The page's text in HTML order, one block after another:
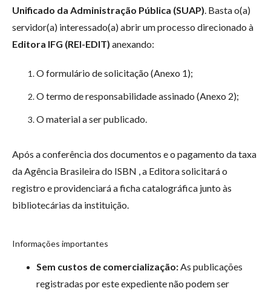
Unificado da Administração Pública (SUAP). Basta o(a)
servidor(a) interessado(a) abrir um processo direcionado à
Editora IFG (REI-EDIT) anexando:
O formulário de solicitação (Anexo 1);
O termo de responsabilidade assinado (Anexo 2);
O material a ser publicado.
Após a conferência dos documentos e o pagamento da taxa
da Agência Brasileira do ISBN , a Editora solicitará o
registro e providenciará a ficha catalográfica junto às
bibliotecárias da instituição.
Informações importantes
Sem custos de comercialização:As publicações
registradas por este expediente não podem ser